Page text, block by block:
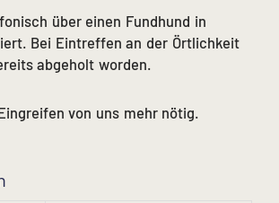
über einen Fundhund in
Bei Eintreffen an der Örtlichkeit
abgeholt worden.
von uns mehr nötig.